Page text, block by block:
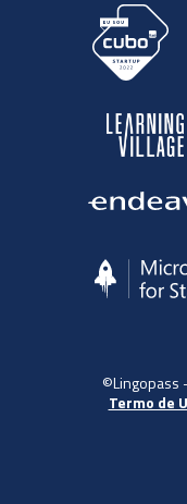
©Lingopass
Termo de